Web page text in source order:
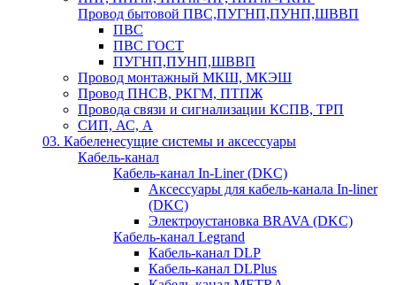
Провод бытовой ПВС,ПУГНП,ПУНП,ШВВП
ПВС
ПВС ГОСТ
ПУГНП,ПУНП,ШВВП
Провод монтажный МКШ, МКЭШ
Провод ПНСВ, РКГМ, ПТПЖ
Провода связи и сигнализации КСПВ, ТРП
СИП, АС, А
03. Кабеленесущие системы и аксессуары
Кабель-канал
Кабель-канал In-Liner (DKC)
Аксессуары для кабель-канала In-liner
(DKC)
Электроустановка BRAVA (DKC)
Кабель-канал Legrand
Кабель-канал DLP
Кабель-канал DLPlus